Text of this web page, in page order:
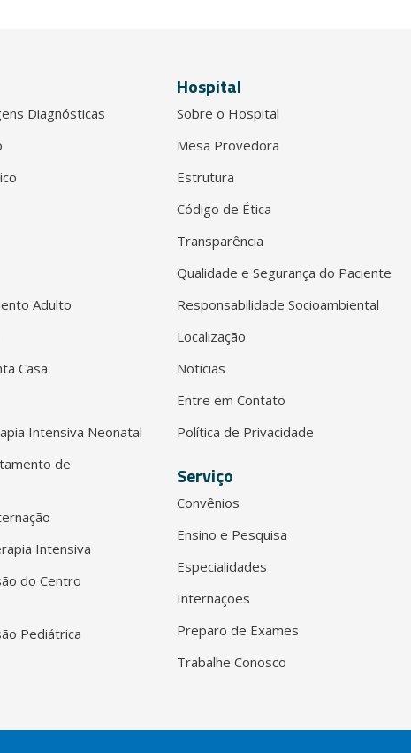
Diagnósticas
Adulto
Casa
Intensiva Neonatal
de
Intensiva
do Centro
Pediátrica
Hospital
Sobre o Hospital
Mesa Provedora
Estrutura
Código de Ética
Transparência
Qualidade e Segurança do Paciente
Responsabilidade Socioambiental
Localização
Notícias
Entre em Contato
Política de Privacidade
Serviço
Convênios
Ensino e Pesquisa
Especialidades
Internações
Preparo de Exames
Trabalhe Conosco